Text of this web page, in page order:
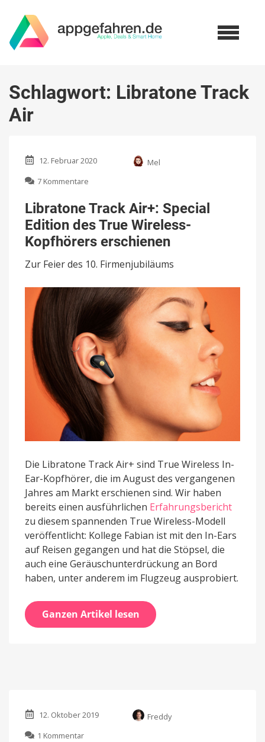
Schlagwort: Libratone Track
Air
12. Februar 2020
Mel
7 Kommentare
Track
Air+:
Special
Edition
des
True
Wireless-
erschienen
Libratone Track Air+: Special
Edition des True Wireless-
Kopfhörers erschienen
Zur Feier des 10. Firmenjubiläums
Die Libratone Track Air+ sind True Wireless In-
Ear-Kopfhörer, die im August des vergangenen
Jahres am Markt erschienen sind. Wir haben
bereits einen ausführlichen Erfahrungsbericht
zu diesem spannenden True Wireless-Modell
veröffentlicht: Kollege Fabian ist mit den In-Ears
auf Reisen gegangen und hat die Stöpsel, die
auch eine Geräuschunterdrückung an Bord
haben, unter anderem im Flugzeug ausprobiert.
Ganzen Artikel lesen
12. Oktober 2019
Freddy
1 Kommentar